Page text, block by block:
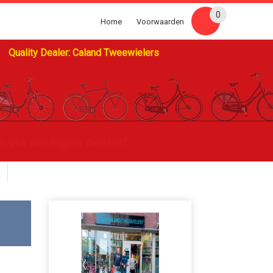
Quality Dealer: Caland Tweewielers
Home Voorwaarden
0